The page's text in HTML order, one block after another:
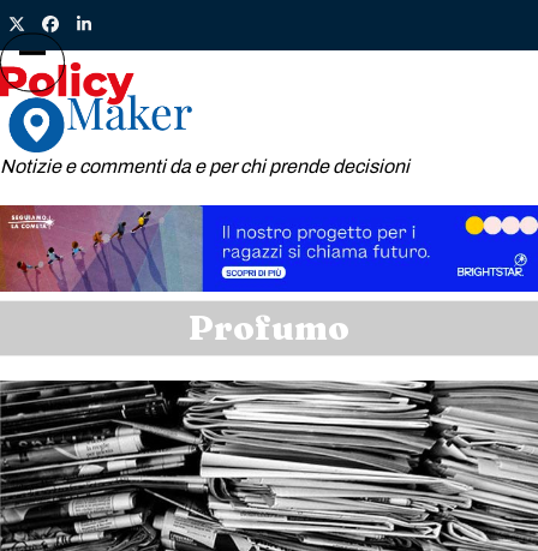
Skip
to
content
TwitterFacebook
LinkedIn
Notizie e commenti da e per chi prende decisioni
Open
mobile
menu
Close
mobile
menu
Profumo